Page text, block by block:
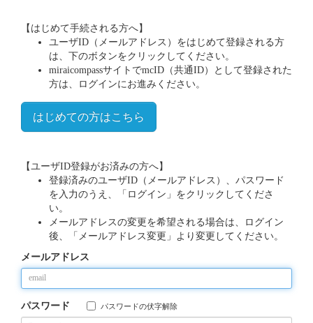
【はじめて手続される方へ】
ユーザID（メールアドレス）をはじめて登録される方
は、下のボタンをクリックしてください。
miraicompassサイトでmcID（共通ID）として登録された
方は、ログインにお進みください。
はじめての方はこちら
【ユーザID登録がお済みの方へ】
登録済みのユーザID（メールアドレス）、パスワード
を入力のうえ、「ログイン」をクリックしてくださ
い。
メールアドレスの変更を希望される場合は、ログイン
後、「メールアドレス変更」より変更してください。
メールアドレス
パスワード パスワードの伏字解除